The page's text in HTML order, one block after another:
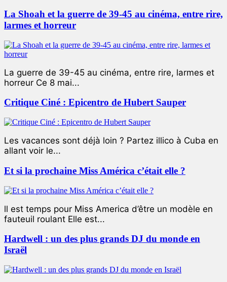
La Shoah et la guerre de 39-45 au cinéma, entre rire,
larmes et horreur
La guerre de 39-45 au cinéma, entre rire, larmes et
horreur Ce 8 mai...
Critique Ciné : Epicentro de Hubert Sauper
Les vacances sont déjà loin ? Partez illico à Cuba en
allant voir le...
Et si la prochaine Miss América c’était elle ?
ll est temps pour Miss America d’être un modèle en
fauteuil roulant Elle est...
Hardwell : un des plus grands DJ du monde en
Israël